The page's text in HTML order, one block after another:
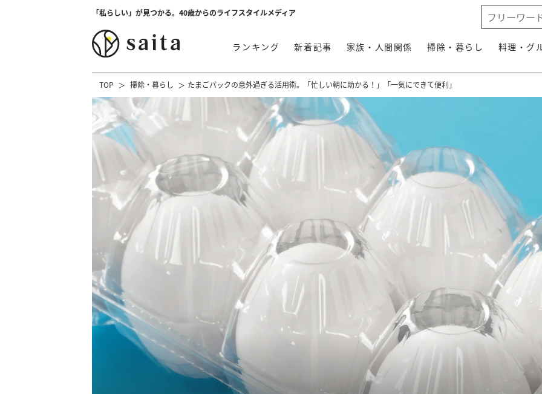
「私らしい」が見つかる。40歳からのライフスタイルメディア
ランキング 新着記事 家族・人間関係 掃除・暮らし 料理・グ
TOP 掃除・暮らし たまごパックの意外過ぎる活用術。「忙しい朝に助かる！」「一気にできて便利」